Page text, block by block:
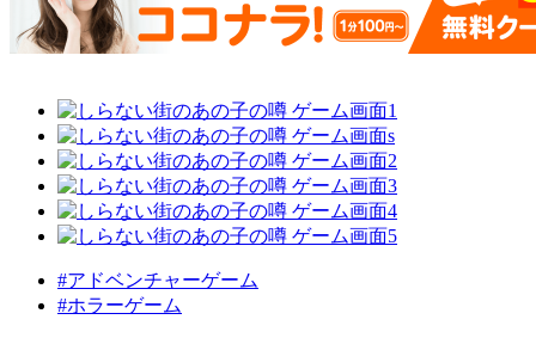
#アドベンチャーゲーム
#ホラーゲーム